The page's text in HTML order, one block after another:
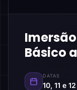
Básico
DATAS
10, 11 e